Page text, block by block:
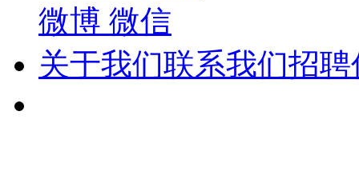
微博 微信
关于我们联系我们招聘